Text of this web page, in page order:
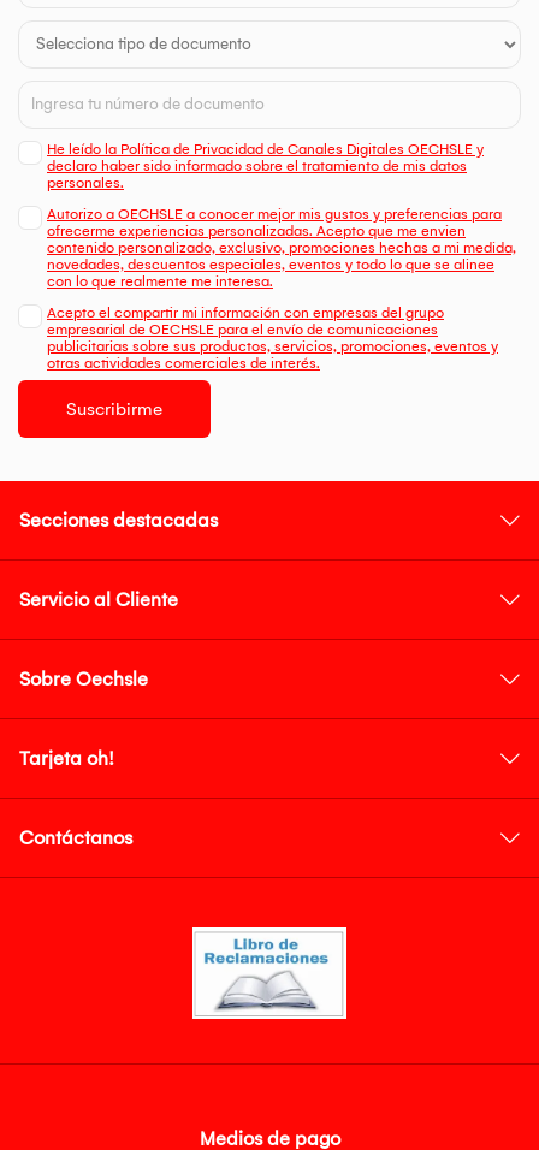
He leído la Política de Privacidad de Canales Digitales OECHSLE y
declaro haber sido informado sobre el tratamiento de mis datos
personales.
Autorizo a OECHSLE a conocer mejor mis gustos y preferencias para
ofrecerme experiencias personalizadas. Acepto que me envien
contenido personalizado, exclusivo, promociones hechas a mi medida,
novedades, descuentos especiales, eventos y todo lo que se alinee
con lo que realmente me interesa.
Acepto el compartir mi información con empresas del grupo
empresarial de OECHSLE para el envío de comunicaciones
publicitarias sobre sus productos, servicios, promociones, eventos y
otras actividades comerciales de interés.
Suscribirme
Secciones destacadas
Servicio al Cliente
Sobre Oechsle
Tarjeta oh!
Contáctanos
Medios de pago